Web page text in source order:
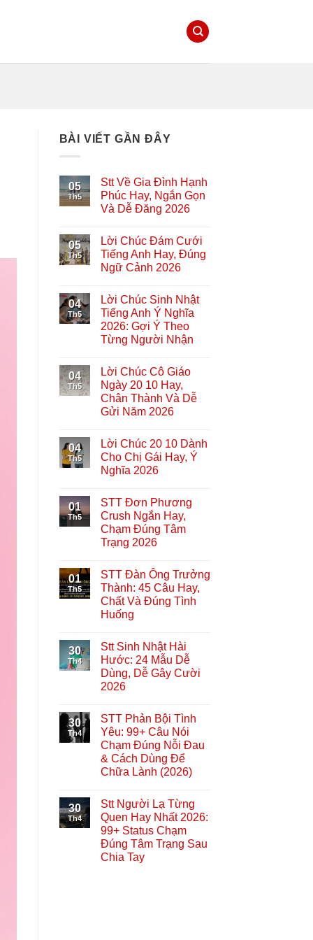
BÀI VIẾT GẦN ĐÂY
05
Th5
Stt Về Gia Đình Hạnh
Phúc Hay, Ngắn Gọn
Và Dễ Đăng 2026
05
Th5
Lời Chúc Đám Cưới
Tiếng Anh Hay, Đúng
Ngữ Cảnh 2026
04
Th5
Lời Chúc Sinh Nhật
Tiếng Anh Ý Nghĩa
2026: Gợi Ý Theo
Từng Người Nhận
04
Th5
Lời Chúc Cô Giáo
Ngày 20 10 Hay,
Chân Thành Và Dễ
Gửi Năm 2026
04
Th5
Lời Chúc 20 10 Dành
Cho Chị Gái Hay, Ý
Nghĩa 2026
01
Th5
STT Đơn Phương
Crush Ngắn Hay,
Chạm Đúng Tâm
Trạng 2026
01
Th5
STT Đàn Ông Trưởng
Thành: 45 Câu Hay,
Chất Và Đúng Tình
Huống
30
Th4
Stt Sinh Nhật Hài
Hước: 24 Mẫu Dễ
Dùng, Dễ Gây Cười
2026
30
Th4
STT Phản Bội Tình
Yêu: 99+ Câu Nói
Chạm Đúng Nỗi Đau
& Cách Dùng Để
Chữa Lành (2026)
30
Th4
Stt Người Lạ Từng
Quen Hay Nhất 2026:
99+ Status Chạm
Đúng Tâm Trạng Sau
Chia Tay